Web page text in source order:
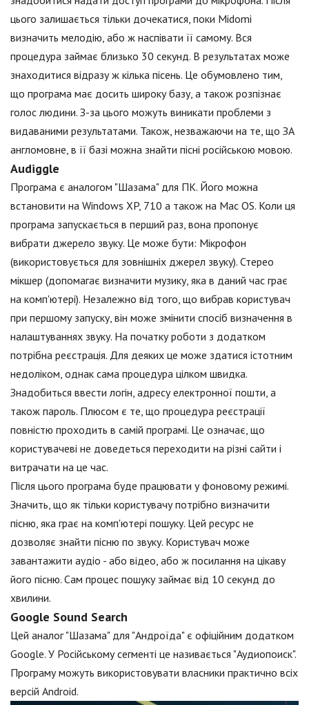
цього залишається тільки дочекатися, поки Midomi
визначить мелодію, або ж наспівати її самому. Вся
процедура займає близько 30 секунд. В результатах може
знаходитися відразу ж кілька пісень. Це обумовлено тим,
що програма має досить широку базу, а також розпізнає
голос людини. З-за цього можуть виникати проблеми з
видаваними результатами. Також, незважаючи на те, що ЗА
англомовне, в її базі можна знайти пісні російською мовою.
Audiggle
Програма є аналогом "Шазама" для ПК. Його можна
встановити на Windows XP, 710 а також на Mac OS. Коли ця
програма запускається в перший раз, вона пропонує
вибрати джерело звуку. Це може бути: Мікрофон
(використовується для зовнішніх джерел звуку). Стерео
мікшер (допомагає визначити музику, яка в даний час грає
на комп'ютері). Незалежно від того, що вибрав користувач
при першому запуску, він може змінити спосіб визначення в
налаштуваннях звуку. На початку роботи з додатком
потрібна реєстрація. Для деяких це може здатися істотним
недоліком, однак сама процедура цілком швидка.
Знадобиться ввести логін, адресу електронної пошти, а
також пароль. Плюсом є те, що процедура реєстрації
повністю проходить в самій програмі. Це означає, що
користувачеві не доведеться переходити на різні сайти і
витрачати на це час.
Після цього програма буде працювати у фоновому режимі.
Значить, що як тільки користувачу потрібно визначити
пісню, яка грає на комп'ютері пошуку. Цей ресурс не
дозволяє знайти пісню по звуку. Користувач може
завантажити аудіо - або відео, або ж посилання на цікаву
його пісню. Сам процес пошуку займає від 10 секунд до
хвилини.
Google Sound Search
Цей аналог "Шазама" для "Андроїда" є офіційним додатком
Google. У Російському сегменті це називається "Аудиопоиск".
Програму можуть використовувати власники практично всіх
версій Android.